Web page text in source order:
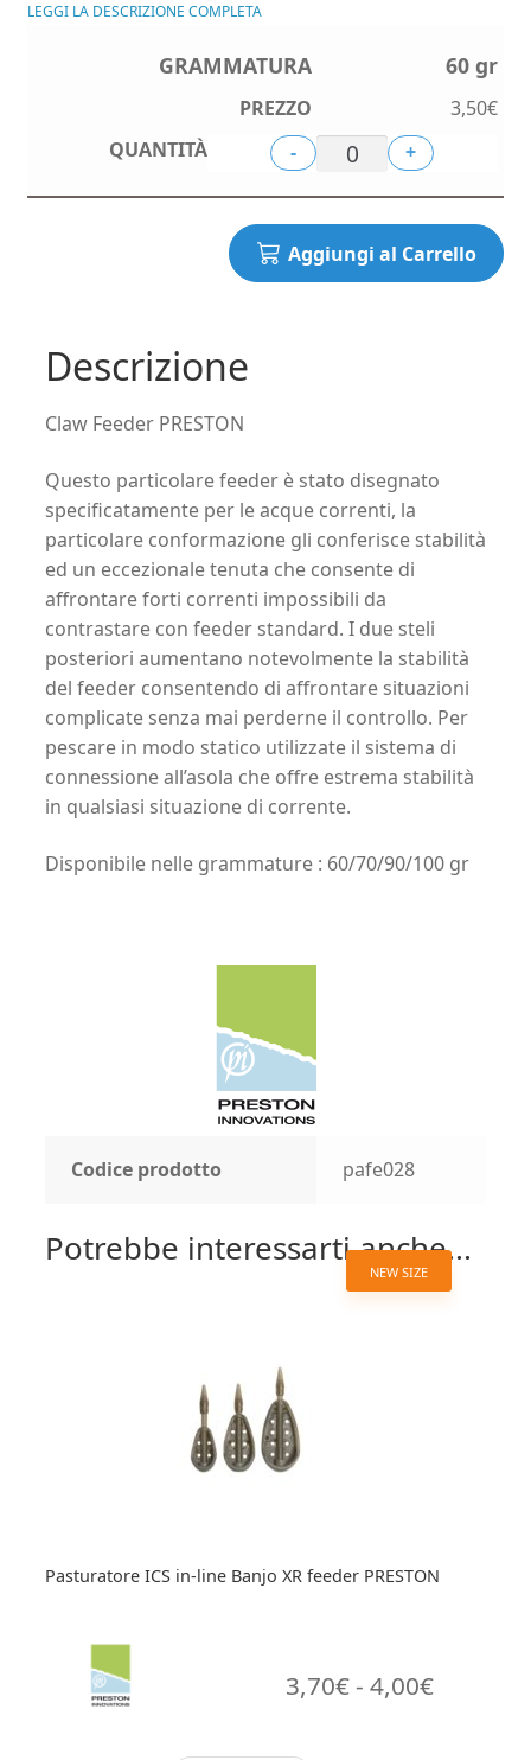
LEGGI LA DESCRIZIONE COMPLETA
60 gr
3,50€
-
+
Aggiungi al Carrello
Descrizione
Claw Feeder PRESTON
Questo particolare feeder è stato disegnato
specificatamente per le acque correnti, la
particolare conformazione gli conferisce stabilità
ed un eccezionale tenuta che consente di
affrontare forti correnti impossibili da
contrastare con feeder standard. I due steli
posteriori aumentano notevolmente la stabilità
del feeder consentendo di affrontare situazioni
complicate senza mai perderne il controllo. Per
pescare in modo statico utilizzate il sistema di
connessione all’asola che offre estrema stabilità
in qualsiasi situazione di corrente.
Disponibile nelle grammature : 60/70/90/100 gr
Codice prodotto pafe028
Potrebbe interessarti anche...
NEW SIZE
Pasturatore ICS in-line Banjo XR feeder PRESTON
3,70€- 4,00€Fascia